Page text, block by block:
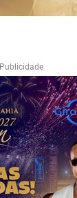
Publicidade